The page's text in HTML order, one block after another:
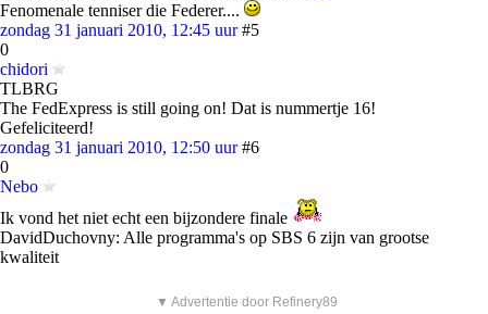
Fenomenale tenniser die Federer....
zondag 31 januari 2010, 12:45 uur #5
0
chidori
TLBRG
The FedExpress is still going on! Dat is nummertje 16!
Gefeliciteerd!
zondag 31 januari 2010, 12:50 uur #6
0
Nebo
Ik vond het niet echt een bijzondere finale
DavidDuchovny: Alle programma's op SBS 6 zijn van grootse
kwaliteit
▼ Advertentie door Refinery89